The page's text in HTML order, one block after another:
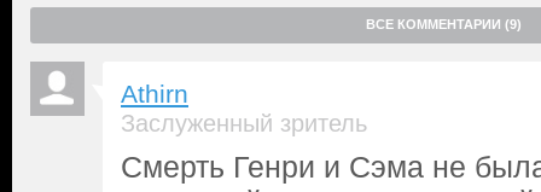
ВСЕ КОММЕНТАРИИ (9)
Athirn
Заслуженный зритель
Смерть Генри и Сэма не